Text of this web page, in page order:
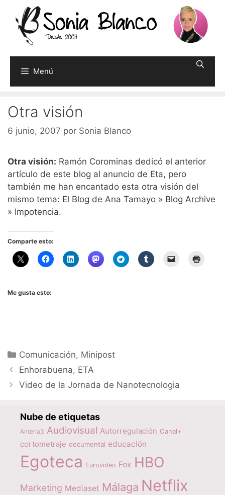
contenido
Menú
Otra visión
6 junio, 2007 por Sonia Blanco
Otra visión: Ramón Corominas dedicó el anterior
artículo de este blog al anuncio de Eta, pero
también me han encantado esta otra visión del
mismo tema: El Blog de Ana Tamayo » Blog Archive
» Impotencia.
Comparte esto:
Me gusta esto:
Categorías
Comunicación, Minipost
Enhorabuena, ETA
Video de la Jornada de Nanotecnologia
Nube de etiquetas
Antena3 Audiovisual Autorregulación Canal+
cortometraje documental educación
Egoteca Eurovideo Fox HBO
Marketing Mediaset Málaga Netflix